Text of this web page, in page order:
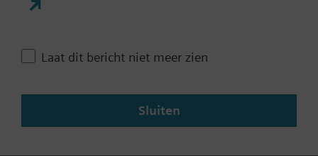
Laat dit bericht niet meer zien
Sluiten
Verander regio